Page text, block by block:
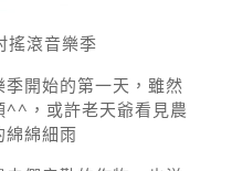
滾音樂季
開始的第一天，雖然
^^，或許老天爺看見農
綿綿細雨